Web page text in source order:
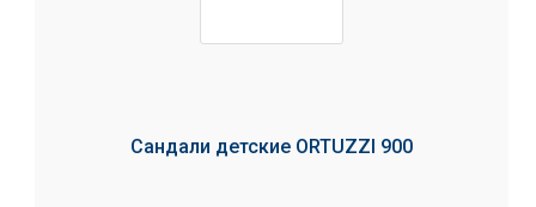
Сандали детские ORTUZZI 900